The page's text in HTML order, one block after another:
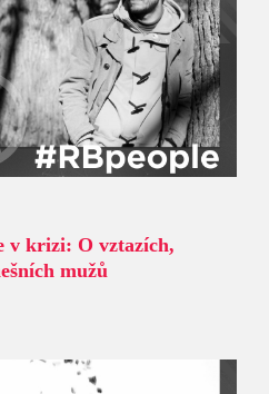
v krizi: O vztazích,
mužů